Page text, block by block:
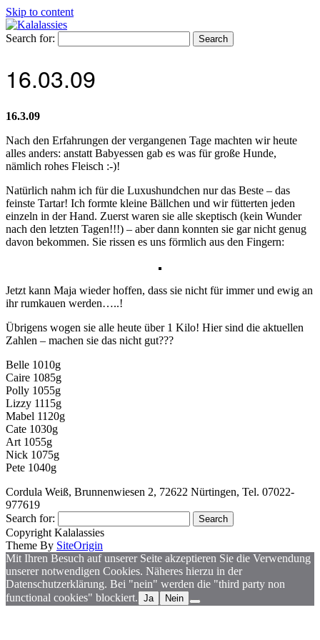
Skip to content
Search for:
16.03.09
16.3.09
Nach den Erfahrungen der vergangenen Tage machten wir heute
alles anders: anstatt Babyessen gab es was für große Hunde,
nämlich rohes Fleisch :-)!
Natürlich nahm ich für die Luxushundchen nur das Beste – das
feinste Tartar! Ich formte kleine Bällchen und wir fütterten jeden
einzeln in der Hand. Zuerst waren sie alle skeptisch (kein Wunder
nach den letzten Tagen!!!) – aber dann konnten sie gar nicht genug
davon bekommen. Sie rissen es uns förmlich aus den Fingern:
Jetzt kann Maja wieder hoffen, dass sie nicht für immer und ewig an
ihr rumkauen werden…..!
Übrigens wogen sie alle heute über 1 Kilo! Hier sind die aktuellen
Zahlen – machen sie das nicht gut???
Belle 1010g
Caire 1085g
Polly 1055g
Lizzy 1115g
Mabel 1120g
Cate 1030g
Art 1055g
Nick 1075g
Pete 1040g
Cordula Weiß, Brunnenwiesen 2, 72622 Nürtingen, Tel. 07022-
977619
Search for:
Copyright Kalalassies
Theme By SiteOrigin
Mit Ihren Besuch auf unserer Seite akzeptieren Sie die Verwendung
unserer notwendigen Cookies. Näheres hierzu in der
Datenschutzerklärung. Bei "nein" werden die "third party non
functional cookies" blockiert. Ja Nein